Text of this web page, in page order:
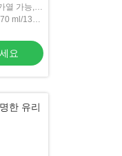
열 가능,
, 휴대용,
ml/1300
요
한 유리